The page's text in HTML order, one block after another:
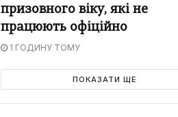
призовного віку, які не
працюють офіційно
1 ГОДИНУ ТОМУ
ПОКАЗАТИ ЩЕ